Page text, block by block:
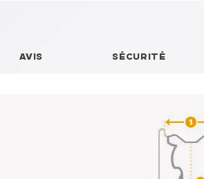
AVIS SÉCURITÉ